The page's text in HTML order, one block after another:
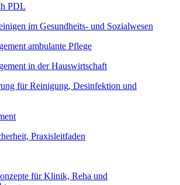
PDL
im Gesundheits- und Sozialwesen
ambulante Pflege
in der Hauswirtschaft
für Reinigung, Desinfektion und
Praxisleitfaden
für Klinik, Reha und